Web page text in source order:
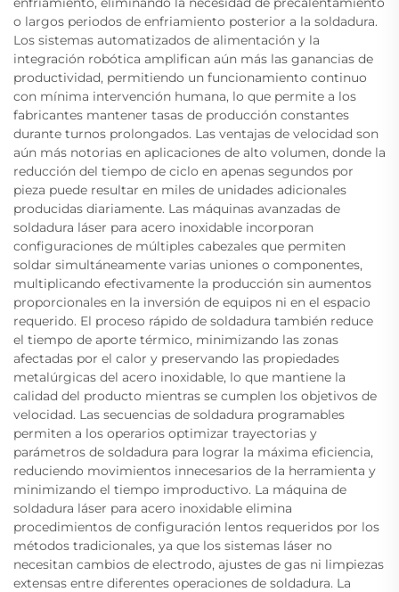
o largos periodos de enfriamiento posterior a la soldadura.
Los sistemas automatizados de alimentación y la
integración robótica amplifican aún más las ganancias de
productividad, permitiendo un funcionamiento continuo
con mínima intervención humana, lo que permite a los
fabricantes mantener tasas de producción constantes
durante turnos prolongados. Las ventajas de velocidad son
aún más notorias en aplicaciones de alto volumen, donde la
reducción del tiempo de ciclo en apenas segundos por
pieza puede resultar en miles de unidades adicionales
producidas diariamente. Las máquinas avanzadas de
soldadura láser para acero inoxidable incorporan
configuraciones de múltiples cabezales que permiten
soldar simultáneamente varias uniones o componentes,
multiplicando efectivamente la producción sin aumentos
proporcionales en la inversión de equipos ni en el espacio
requerido. El proceso rápido de soldadura también reduce
el tiempo de aporte térmico, minimizando las zonas
afectadas por el calor y preservando las propiedades
metalúrgicas del acero inoxidable, lo que mantiene la
calidad del producto mientras se cumplen los objetivos de
velocidad. Las secuencias de soldadura programables
permiten a los operarios optimizar trayectorias y
parámetros de soldadura para lograr la máxima eficiencia,
reduciendo movimientos innecesarios de la herramienta y
minimizando el tiempo improductivo. La máquina de
soldadura láser para acero inoxidable elimina
procedimientos de configuración lentos requeridos por los
métodos tradicionales, ya que los sistemas láser no
necesitan cambios de electrodo, ajustes de gas ni limpiezas
extensas entre diferentes operaciones de soldadura. La